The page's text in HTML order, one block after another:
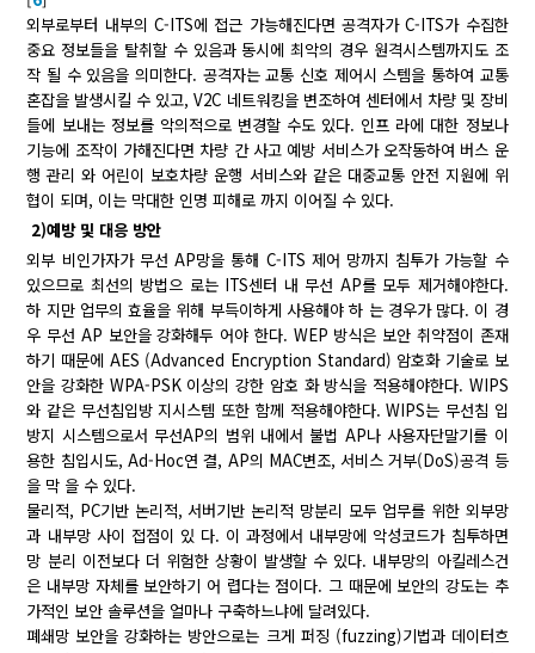
외부로부터 내부의 C-ITS에 접근 가능해진다면 공격자가 C-ITS가 수집한
중요 정보들을 탈취할 수 있음과 동시에 최악의 경우 원격시스템까지도 조
작 될 수 있음을 의미한다. 공격자는 교통 신호 제어시 스템을 통하여 교통
혼잡을 발생시킬 수 있고, V2C 네트워킹을 변조하여 센터에서 차량 및 장비
들에 보내는 정보를 악의적으로 변경할 수도 있다. 인프 라에 대한 정보나
기능에 조작이 가해진다면 차량 간 사고 예방 서비스가 오작동하여 버스 운
행 관리 와 어린이 보호차량 운행 서비스와 같은 대중교통 안전 지원에 위
협이 되며, 이는 막대한 인명 피해로 까지 이어질 수 있다.
2)예방 및 대응 방안
외부 비인가자가 무선 AP망을 통해 C-ITS 제어 망까지 침투가 가능할 수
있으므로 최선의 방법으 로는 ITS센터 내 무선 AP를 모두 제거해야한다.
하 지만 업무의 효율을 위해 부득이하게 사용해야 하 는 경우가 많다. 이 경
우 무선 AP 보안을 강화해두 어야 한다. WEP 방식은 보안 취약점이 존재
하기 때문에 AES (Advanced Encryption Standard) 암호화 기술로 보
안을 강화한 WPA-PSK 이상의 강한 암호 화 방식을 적용해야한다. WIPS
와 같은 무선침입방 지시스템 또한 함께 적용해야한다. WIPS는 무선침 입
방지 시스템으로서 무선AP의 범위 내에서 불법 AP나 사용자단말기를 이
용한 침입시도, Ad-Hoc연 결, AP의 MAC변조, 서비스 거부(DoS)공격 등
을 막 을 수 있다.
물리적, PC기반 논리적, 서버기반 논리적 망분리 모두 업무를 위한 외부망
과 내부망 사이 접점이 있 다. 이 과정에서 내부망에 악성코드가 침투하면
망 분리 이전보다 더 위험한 상황이 발생할 수 있다. 내부망의 아킬레스건
은 내부망 자체를 보안하기 어 렵다는 점이다. 그 때문에 보안의 강도는 추
가적인 보안 솔루션을 얼마나 구축하느냐에 달려있다.
폐쇄망 보안을 강화하는 방안으로는 크게 퍼징 (fuzzing)기법과 데이터흐